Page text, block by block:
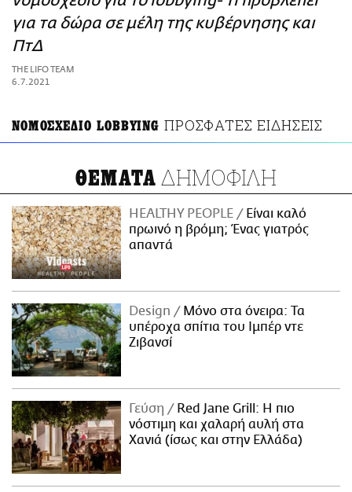
ΑΜΠΑ
PRINT
για τα δώρα σε μέλη της κυβέρνησης και
ΠτΔ
THE LIFO TEAM
6.7.2021
ΝΟΜΟΣΧΕΔΙΟ LOBBYING ΠΡΟΣΦΑΤΕΣ ΕΙΔΗΣΕΙΣ
ΘΕΜΑΤΑ ΔΗΜΟΦΙΛΗ
HEALTHY PEOPLE
Είναι καλό
πρωινό η βρόμη; Ένας γιατρός
απαντά
Design
Μόνο στα όνειρα: Τα
υπέροχα σπίτια του Ιμπέρ ντε
Ζιβανσί
Γεύση
Red Jane Grill: Η πιο
νόστιμη και χαλαρή αυλή στα
Χανιά (ίσως και στην Ελλάδα)